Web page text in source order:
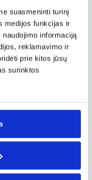
suasmeninti turinį
medijos funkcijas ir
informaciją
reklamavimo ir
prie kitos jūsų
surinktos
skrydžiai tampa
panašūs į darbą
/ 16:04
nuo 2027 metų
naudotis
internetu ore
2026 / 08:25